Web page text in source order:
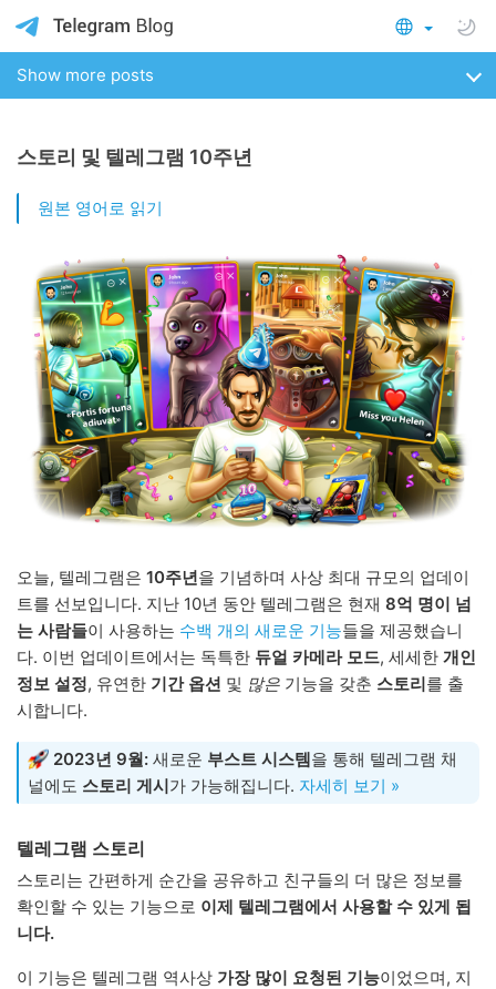
Show more posts
스토리 및 텔레그램 10주년
원본 영어로 읽기
오늘, 텔레그램은 10주년을 기념하며 사상 최대 규모의 업데이
트를 선보입니다. 지난 10년 동안 텔레그램은 현재 8억 명이 넘
는 사람들이 사용하는 수백 개의 새로운 기능들을 제공했습니
다. 이번 업데이트에서는 독특한 듀얼 카메라 모드, 세세한 개인
정보 설정, 유연한 기간 옵션 및 많은 기능을 갖춘 스토리를 출
시합니다.
2023년 9월: 새로운 부스트 시스템을 통해 텔레그램 채
널에도 스토리 게시가 가능해집니다. 자세히 보기 »
텔레그램 스토리
스토리는 간편하게 순간을 공유하고 친구들의 더 많은 정보를
확인할 수 있는 기능으로 이제 텔레그램에서 사용할 수 있게 됩
니다.
이 기능은 텔레그램 역사상 가장 많이 요청된 기능이었으며, 지